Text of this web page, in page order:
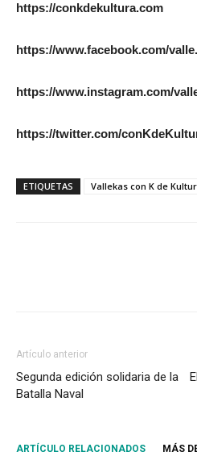
https://conkdekultura.com
https://www.facebook.com/
https://www.instagram.com/
https://twitter.com/
ETIQUETAS Vallekas con K de
Artículo anterior
Segunda edición solidaria de la
Batalla Naval
ARTÍCULO RELACIONADOS MÁS